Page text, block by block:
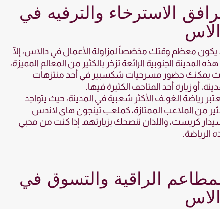
الاسترخاء والترفيه في
يكون معظم وقتك مخصّصاً لمزاولة الأعمال في دالاس، إلّا
المدينة الجنوبية الرائعة تزخر بالكثير من المعالم المميزة،
يمكنك حضور مسرحيات شكسبير في أحد منتزهات
أو زيارة أحد المتاحف الكثيرة فيها.
رياضة الغولف الأكثر شعبية في المدينة، حيث يتواجد
من الملاعب الممتازة، كملعب تينجون هاي لاندس
كريست، واللذان ننصحك بزيارتهما إذا كنت من محبي
الرياضة.
الراقية والتسوق في